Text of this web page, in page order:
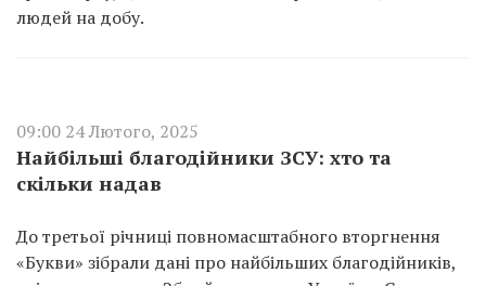
людей на добу.
09:00 24 Лютого, 2025
Найбільші благодійники ЗСУ: хто та
скільки надав
До третьої річниці повномасштабного вторгнення
«Букви» зібрали дані про найбільших благодійників,